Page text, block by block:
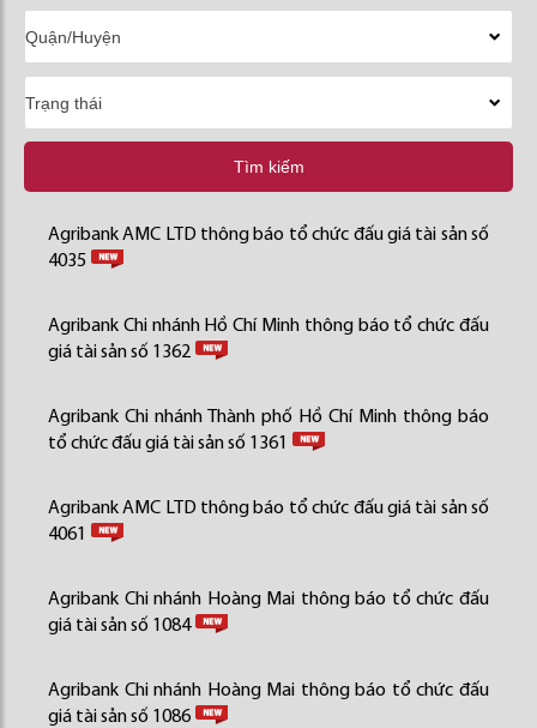
Tìm kiếm
Agribank AMC LTD thông báo tổ chức đấu giá tài sản số
4035
Agribank Chi nhánh Hồ Chí Minh thông báo tổ chức đấu
giá tài sản số 1362
Agribank Chi nhánh Thành phố Hồ Chí Minh thông báo
tổ chức đấu giá tài sản số 1361
Agribank AMC LTD thông báo tổ chức đấu giá tài sản số
4061
Agribank Chi nhánh Hoàng Mai thông báo tổ chức đấu
giá tài sản số 1084
Agribank Chi nhánh Hoàng Mai thông báo tổ chức đấu
giá tài sản số 1086